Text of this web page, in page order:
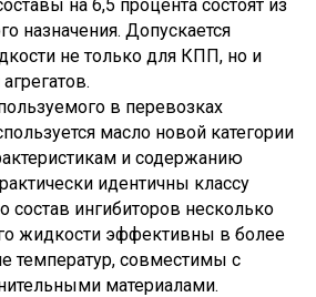
на 6,5 процента состоят из
назначения. Допускается
не только для КПП, но и
в перевозках
масло новой категории
и содержанию
идентичны классу
состав ингибиторов несколько
жидкости эффективны в более
температур, совместимы с
материалами.